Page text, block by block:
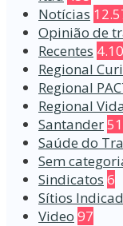
Notícias
Opinião de
Recentes
Regional
Regional
Regional
Santander
Saúde do
Sem
Sindicatos 6
Sítios
Video 97